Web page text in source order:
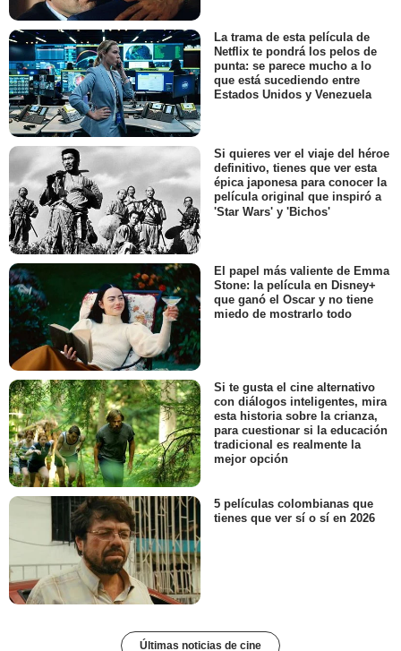
La trama de esta película de
Netflix te pondrá los pelos de
punta: se parece mucho a lo
que está sucediendo entre
Estados Unidos y Venezuela
Si quieres ver el viaje del héroe
definitivo, tienes que ver esta
épica japonesa para conocer la
película original que inspiró a
'Star Wars' y 'Bichos'
El papel más valiente de Emma
Stone: la película en Disney+
que ganó el Oscar y no tiene
miedo de mostrarlo todo
Si te gusta el cine alternativo
con diálogos inteligentes, mira
esta historia sobre la crianza,
para cuestionar si la educación
tradicional es realmente la
mejor opción
5 películas colombianas que
tienes que ver sí o sí en 2026
Últimas noticias de cine